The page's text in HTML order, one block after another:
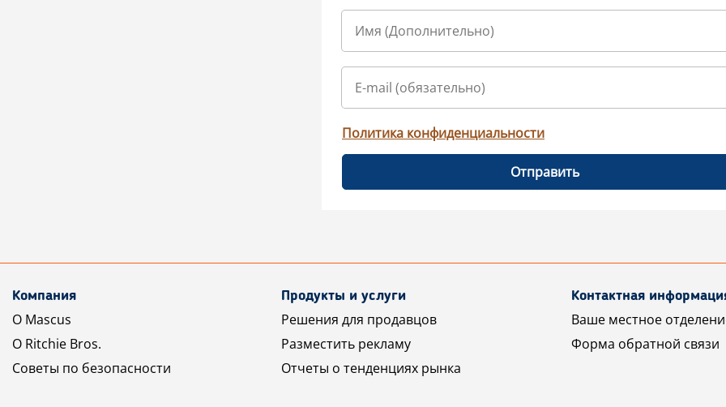
Политика конфиденциальности
Отправить
Компания
О Mascus
О Ritchie Bros.
Советы по безопасности
Продукты и услуги
Решения для продавцов
Разместить рекламу
Отчеты о тенденциях рынка
Контактная
Ваше местное
Форма обратной связи